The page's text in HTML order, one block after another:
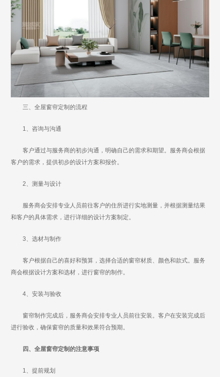
三、全屋窗帘定制的流程
1、咨询与沟通
客户通过与服务商的初步沟通，明确自己的需求和期望。服务商会根据
客户的需求，提供初步的设计方案和报价。
2、测量与设计
服务商会安排专业人员前往客户的住所进行实地测量，并根据测量结果
和客户的具体需求，进行详细的设计方案制定。
3、选材与制作
客户根据自己的喜好和预算，选择合适的窗帘材质、颜色和款式。服务
商会根据设计方案和选材，进行窗帘的制作。
4、安装与验收
窗帘制作完成后，服务商会安排专业人员前往安装。客户在安装完成后
进行验收，确保窗帘的质量和效果符合预期。
四、全屋窗帘定制的注意事项
1、提前规划